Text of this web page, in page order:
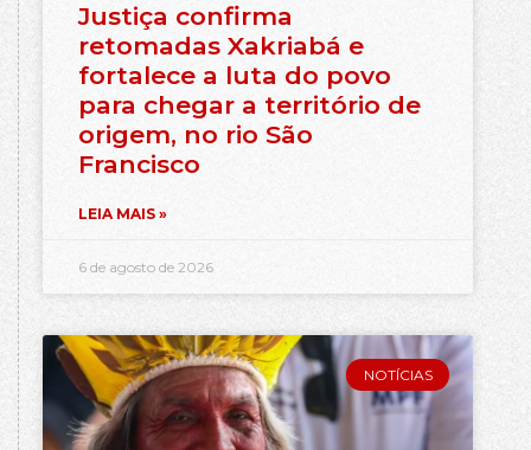
Justiça confirma
retomadas Xakriabá e
fortalece a luta do povo
para chegar a território de
origem, no rio São
Francisco
LEIA MAIS »
6 de agosto de 2026
NOTÍCIAS